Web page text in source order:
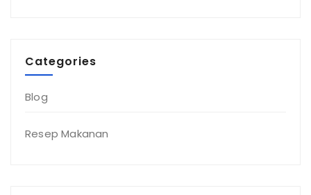
Categories
Blog
Resep Makanan